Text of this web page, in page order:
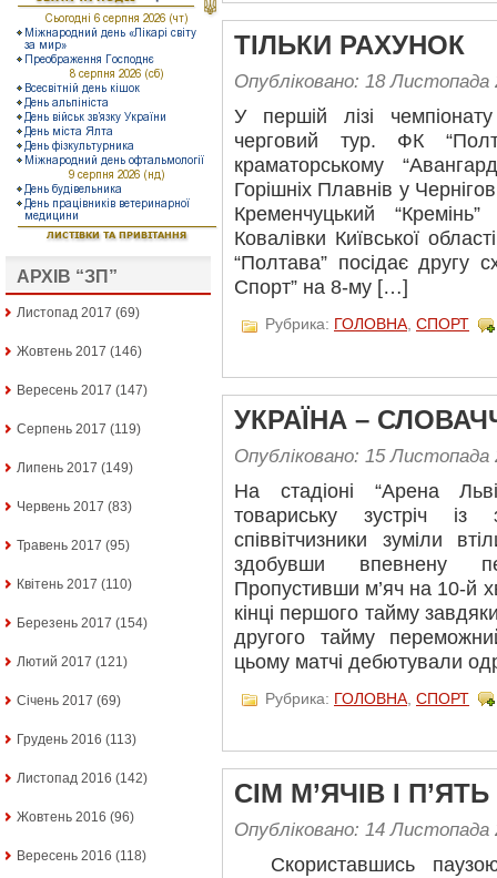
АРХІВ “ЗП”
Листопад 2017 (69)
Жовтень 2017 (146)
Вересень 2017 (147)
Серпень 2017 (119)
Липень 2017 (149)
Червень 2017 (83)
Травень 2017 (95)
Квітень 2017 (110)
Березень 2017 (154)
Лютий 2017 (121)
Січень 2017 (69)
Грудень 2016 (113)
Листопад 2016 (142)
Жовтень 2016 (96)
Вересень 2016 (118)
ТІЛЬКИ РАХУНОК
Опубліковано: 18 Листопада
У першій лізі
черговий тур. ФК
краматорському
Горішніх Плавнів у
Кременчуцький
Ковалівки Київської
“Полтава” посідає другу
Спорт” на 8-му […]
Рубрика: ГОЛОВНА, СПОРТ
УКРАЇНА –
Опубліковано: 15 Листопада
На стадіоні “Арена
товариську зустріч
співвітчизники зуміли
здобувши впевнену
Пропустивши м’яч на 10-й
кінці першого тайму
другого тайму
цьому матчі дебютували
Рубрика: ГОЛОВНА СПОРТ
СІМ М’ЯЧІВ І
Опубліковано: 14 Листопада
Скориставшись паузою